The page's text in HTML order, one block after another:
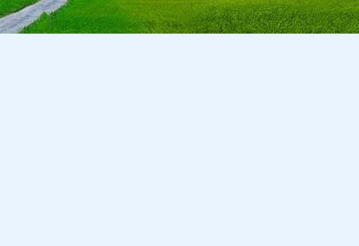
Copyright © 2026 CA Cepreka s.r.o., tel: 032-7710416, e-mail: